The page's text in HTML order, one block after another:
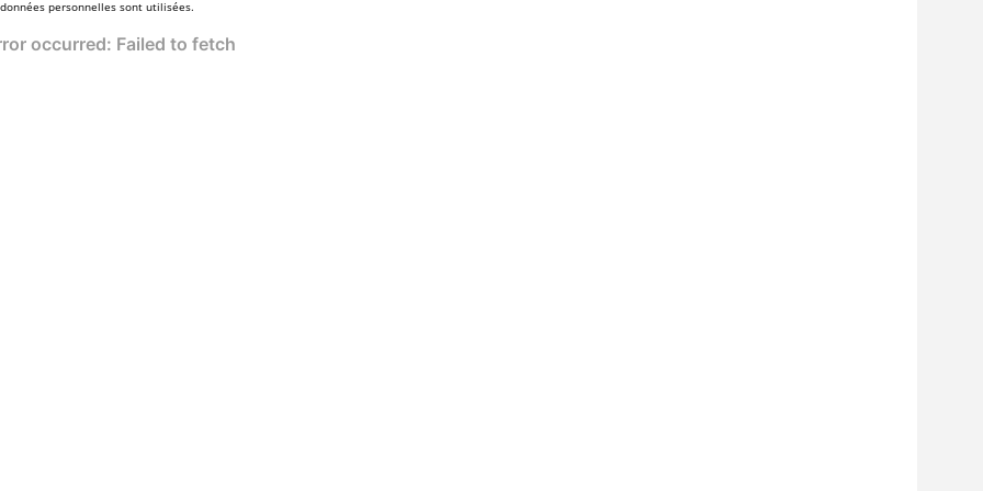
personnelles sont utilisées.